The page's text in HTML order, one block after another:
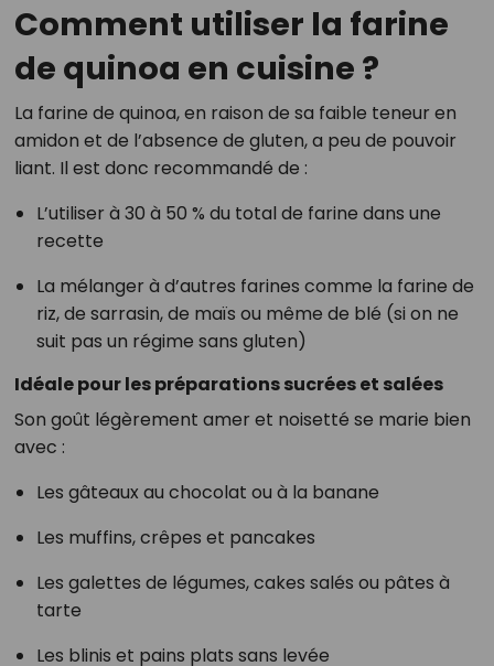
Comment utiliser la farine
de quinoa en cuisine ?
La farine de quinoa, en raison de sa faible teneur en
amidon et de l’absence de gluten, a peu de pouvoir
liant. Il est donc recommandé de :
L’utiliser à 30 à 50 % du total de farine dans une
recette
La mélanger à d’autres farines comme la farine de
riz, de sarrasin, de maïs ou même de blé (si on ne
suit pas un régime sans gluten)
Idéale pour les préparations sucrées et salées
Son goût légèrement amer et noisetté se marie bien
avec :
Les gâteaux au chocolat ou à la banane
Les muffins, crêpes et pancakes
Les galettes de légumes, cakes salés ou pâtes à
tarte
Les blinis et pains plats sans levée